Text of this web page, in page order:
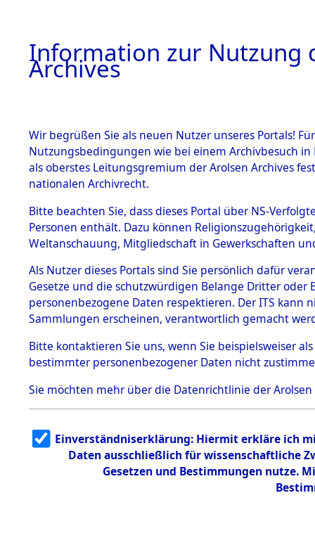
BESTÄNDE
1.
Inhaftierungsdoku
mente
1.2.9 Beim ITS
Effekten
1.2.9.1
Effekten aus
dem KZ
Dachau
1.2.9.2
Effekten aus
dem KZ
Bayerisches
1.2.9.3
Effekten aus
dem KZ
Neuengamm
0004
Einen Kommentar
Information zur Nutzung
Archives
Wir begrüßen Sie als neuen Nutzer unseres Portals!
Nutzungsbedingungen wie bei einem Archivbesuch
als oberstes Leitungsgremium der Arolsen Archives
nationalen Archivrecht.
Bitte beachten Sie, dass dieses Portal über NS-
Personen enthält. Dazu können
Weltanschauung, Mitgliedschaft in Gewerkschaften
Als Nutzer dieses Portals sind Sie persönlich dafür
Gesetze und die schutzwürdigen Belange Dritter
personenbezogene Daten respektieren. Der ITS
Sammlungen erscheinen, verantwortlich gemacht
Bitte kontaktieren Sie uns, wenn Sie beispielsweiser
bestimmter personenbezogener Daten nicht
Sie möchten mehr über die Datenrichtlinie der Arolsen
Einverständniserklärung: Hiermit erkläre ich
Daten ausschließlich für wissenschaftliche
Gesetzen und Bestimmungen nutze.